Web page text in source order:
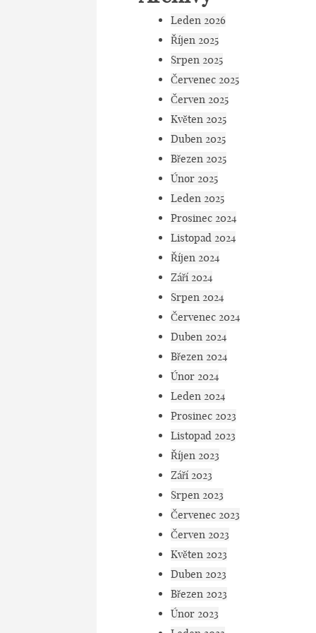
Leden 2026
Říjen 2025
Srpen 2025
Červenec 2025
Červen 2025
Květen 2025
Duben 2025
Březen 2025
Únor 2025
Leden 2025
Prosinec 2024
Listopad 2024
Říjen 2024
Září 2024
Srpen 2024
Červenec 2024
Duben 2024
Březen 2024
Únor 2024
Leden 2024
Prosinec 2023
Listopad 2023
Říjen 2023
Září 2023
Srpen 2023
Červenec 2023
Červen 2023
Květen 2023
Duben 2023
Březen 2023
Únor 2023